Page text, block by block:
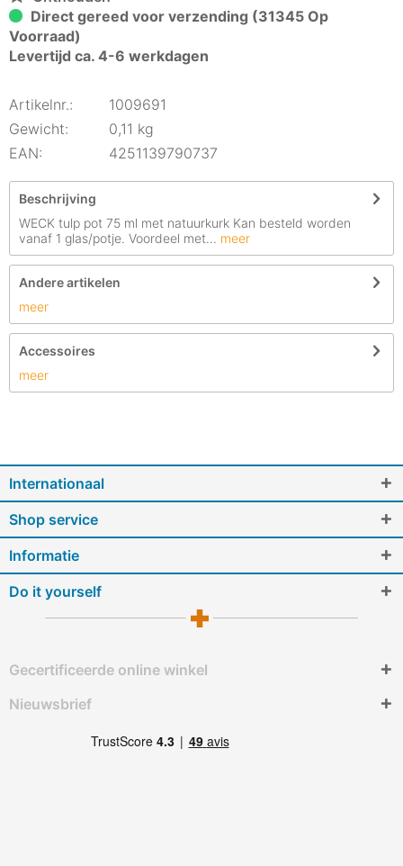
Direct gereed voor verzending (31345 Op
Voorraad)
Levertijd ca. 4-6 werkdagen
Artikelnr.:
1009691
Gewicht:
0,11 kg
EAN:
4251139790737
Beschrijving
WECK tulp pot 75 ml met natuurkurk Kan besteld worden
vanaf 1 glas/potje. Voordeel met... meer
Andere artikelen
meer
Accessoires
meer
Internationaal
Shop service
Informatie
Do it yourself
Gecertificeerde online winkel
Nieuwsbrief